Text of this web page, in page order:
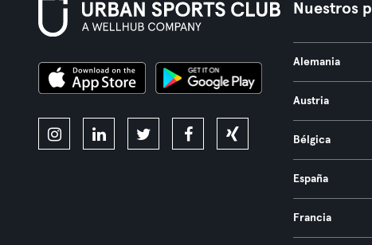
Nuestros
Alemania
Austria
Bélgica
España
Francia